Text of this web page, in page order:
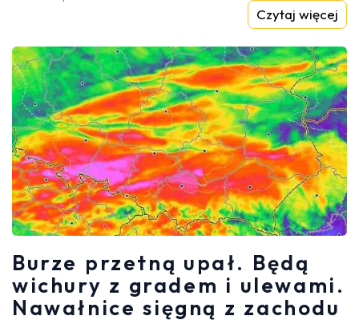
Czytaj więcej
Burze przetną upał. Będą
wichury z gradem i ulewami.
Nawałnice sięgną z zachodu